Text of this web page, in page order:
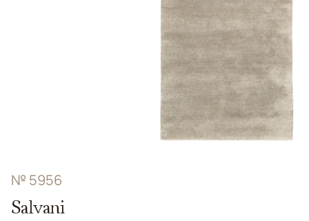
№ 5956
Salvani